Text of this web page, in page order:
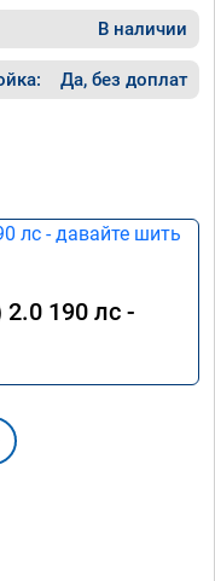
В наличии
Да, без доплат
190 лс -